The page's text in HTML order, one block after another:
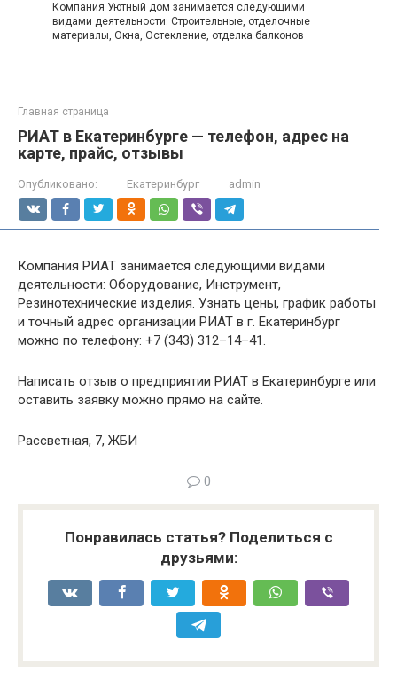
Компания Уютный дом занимается следующими
видами деятельности: Строительные, отделочные
материалы, Окна, Остекление, отделка балконов
Главная страница
РИАТ в Екатеринбурге — телефон, адрес на
карте, прайс, отзывы
Опубликовано: Екатеринбург admin
Компания РИАТ занимается следующими видами
деятельности: Оборудование, Инструмент,
Резинотехнические изделия. Узнать цены, график работы
и точный адрес организации РИАТ в г. Екатеринбург
можно по телефону: +7 (343) 312–14–41.
Написать отзыв о предприятии РИАТ в Екатеринбурге или
оставить заявку можно прямо на сайте.
Рассветная, 7, ЖБИ
0
Понравилась статья? Поделиться с
друзьями: